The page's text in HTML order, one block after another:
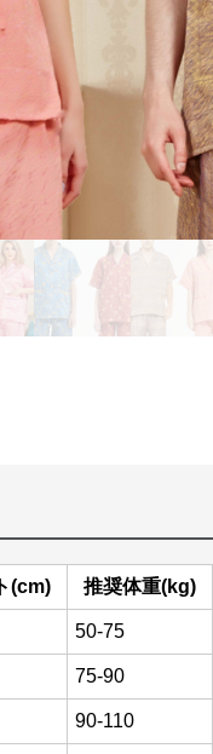
(cm) 推奨体重(kg)
50-75
75-90
90-110